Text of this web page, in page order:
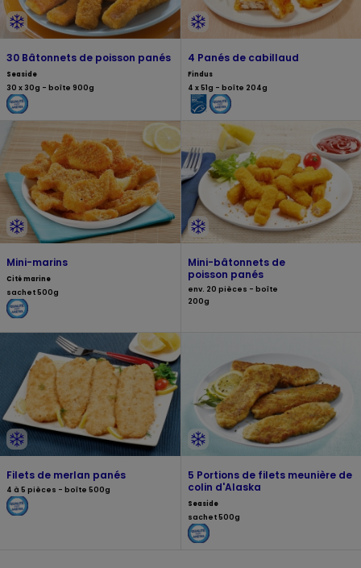
30 Bâtonnets de poisson panés
Seaside
30 x 30g - boîte 900g
4 Panés de cabillaud
Findus
4 x 51g - boîte 204g
Mini-marins
Cité marine
sachet 500g
Mini-bâtonnets de
poisson panés
env. 20 pièces - boîte
200g
Filets de merlan panés
4 à 5 pièces - boîte 500g
5 Portions de filets meunière de
colin d'Alaska
Seaside
sachet 500g